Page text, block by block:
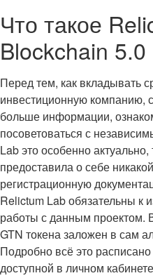
Что такое
Blockchain 5.0
Перед тем, как вкладывать
инвестиционную компанию,
больше информации,
посоветоваться с
Lab это особенно
предоставила о себе
регистрационную
Relictum Lab обязательны к
работы с данным проектом.
GTN токена заложен в сам
Подробно всё это
доступной в личном